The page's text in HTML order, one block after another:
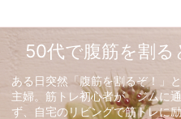
50代で腹筋を割
ある日突然「腹筋を割るぞ！」
主婦。筋トレ初心者が、ジムに
ず、自宅のリビングで筋トレに